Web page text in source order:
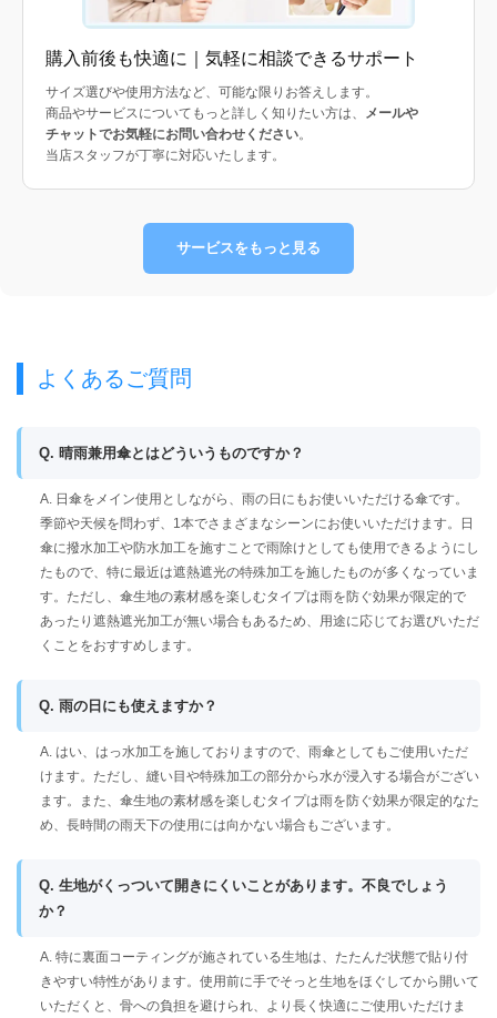
購入前後も快適に｜気軽に相談できるサポート
サイズ選びや使用方法など、可能な限りお答えします。
商品やサービスについてもっと詳しく知りたい方は、 メールや
チャットでお気軽にお問い合わせください。
当店スタッフが丁寧に対応いたします。
サービスをもっと見る
よくあるご質問
Q. 晴雨兼用傘とはどういうものですか？
A. 日傘をメイン使用としながら、雨の日にもお使いいただける傘です。
季節や天候を問わず、1本でさまざまなシーンにお使いいただけます。日
傘に撥水加工や防水加工を施すことで雨除けとしても使用できるようにし
たもので、特に最近は遮熱遮光の特殊加工を施したものが多くなっていま
す。ただし、傘生地の素材感を楽しむタイプは雨を防ぐ効果が限定的で
あったり遮熱遮光加工が無い場合もあるため、用途に応じてお選びいただ
くことをおすすめします。
Q. 雨の日にも使えますか？
A. はい、はっ水加工を施しておりますので、雨傘としてもご使用いただ
けます。ただし、縫い目や特殊加工の部分から水が浸入する場合がござい
ます。また、傘生地の素材感を楽しむタイプは雨を防ぐ効果が限定的なた
め、長時間の雨天下の使用には向かない場合もございます。
Q. 生地がくっついて開きにくいことがあります。不良でしょう
か？
A. 特に裏面コーティングが施されている生地は、たたんだ状態で貼り付
きやすい特性があります。使用前に手でそっと生地をほぐしてから開いて
いただくと、骨への負担を避けられ、より長く快適にご使用いただけま